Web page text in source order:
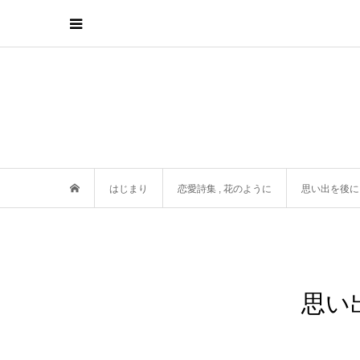
はじまり 恋愛詩集 , 花のように 思い出を後
思い